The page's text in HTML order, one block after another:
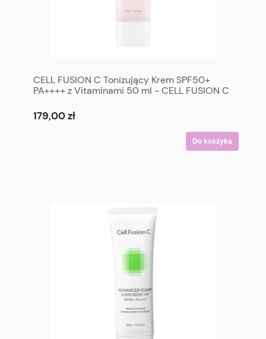
CELL FUSION C Tonizujący Krem SPF50+
PA++++ z Vitaminami 50 ml - CELL FUSION C
179,00 zł
Do koszyka